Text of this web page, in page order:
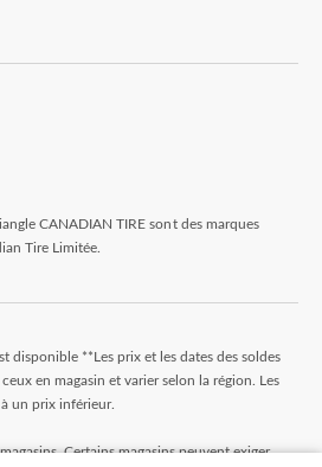
CANADIAN TIRE sont des marques
Tire Limitée.
disponible **Les prix et les dates des soldes
en magasin et varier selon la région. Les
un prix inférieur.
Certains magasins peuvent exiger